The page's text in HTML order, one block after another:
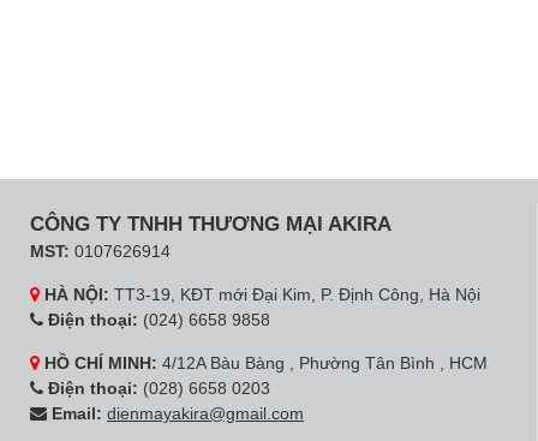
CÔNG TY TNHH THƯƠNG MẠI AKIRA
MST: 0107626914
HÀ NỘI: TT3-19, KĐT mới Đại Kim, P. Định Công, Hà Nội
Điện thoại: (024) 6658 9858
HỒ CHÍ MINH: 4/12A Bàu Bàng , Phường Tân Bình , HCM
Điện thoại: (028) 6658 0203
Email: dienmayakira@gmail.com